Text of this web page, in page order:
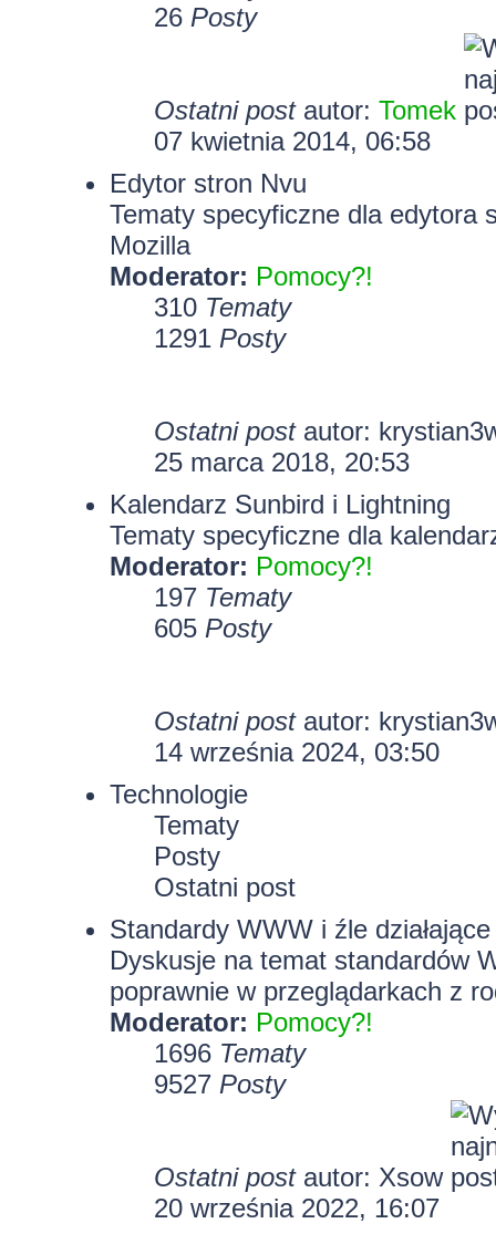
26 Posty
Ostatni postautor: Tomek
07 kwietnia 2014, 06:58
Edytor stron Nvu
Tematy specyficzne dla edytora
Mozilla
Moderator: Pomocy?!
310 Tematy
1291 Posty
Ostatni postautor:
25 marca 2018, 20:53
Kalendarz Sunbird i Lightning
Tematy specyficzne dla
Moderator: Pomocy?!
197 Tematy
605 Posty
Ostatni postautor:
14 września 2024, 03:50
Technologie
Tematy
Posty
Ostatni post
Standardy WWW i źle
Dyskusje na temat standardów
poprawnie w przeglądarkach z
Moderator: Pomocy?!
1696 Tematy
9527 Posty
Ostatni postautor: Xsow
20 września 2022, 16:07